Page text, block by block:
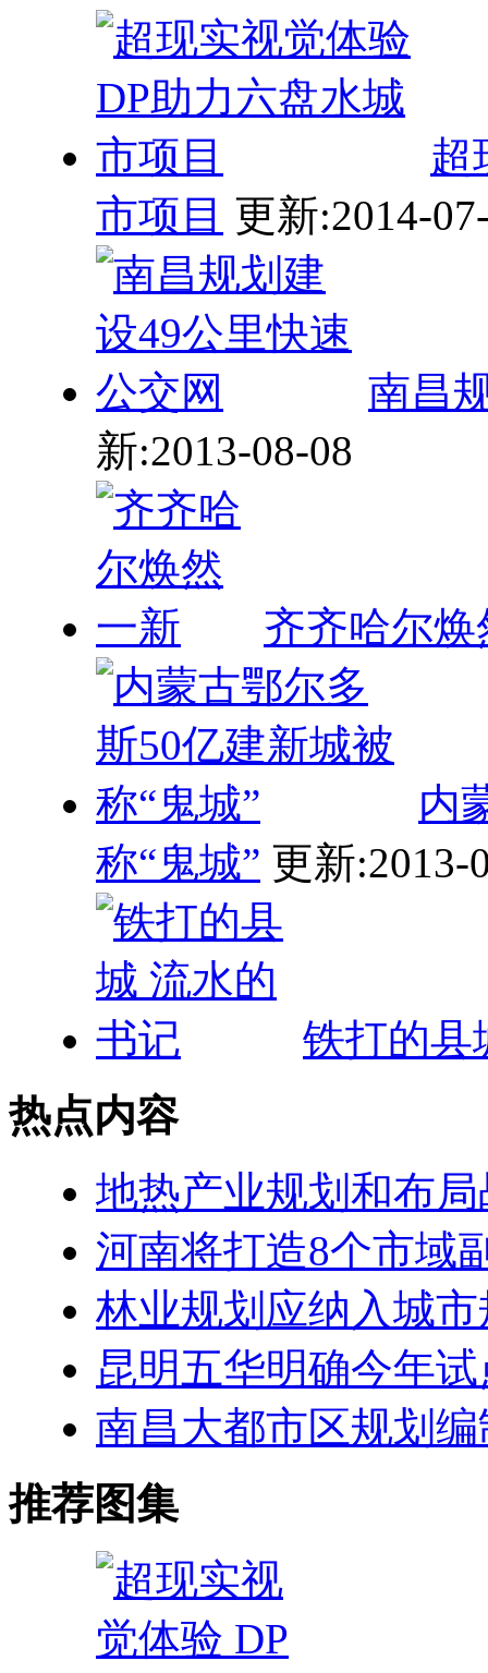
超
市项目 更新:2014-
南昌
新:2013-08-08
齐齐哈尔焕
内
称“鬼城” 更新:2013-
铁打的县
热点内容
地热产业规划和布
河南将打造8个市域
林业规划应纳入城
昆明五华明确今年
南昌大都市区规划
推荐图集